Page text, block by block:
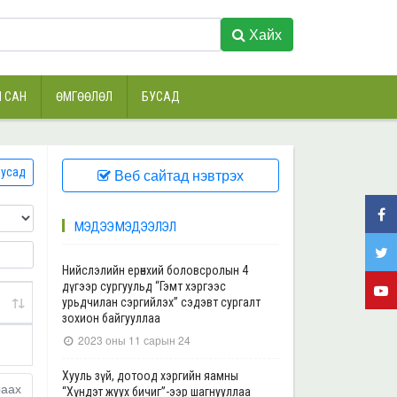
Хайх
САН ӨМГӨӨЛӨЛ БУСАД
Веб сайтад нэвтрэх
МЭДЭЭ МЭДЭЭЛЭЛ
Нийслэлийн ерөнхий боловсролын 4
дүгээр сургуульд “Гэмт хэргээс
урьдчилан сэргийлэх” сэдэвт сургалт
зохион байгууллаа
2023 оны 11 сарын 24
Хууль зүй, дотоод хэргийн яамны
“Хүндэт жуух бичиг”-ээр шагнууллаа